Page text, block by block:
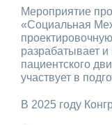
Мероприятие
«Социальная
разрабатывает и
пациентского
участвует в
В 2025 году